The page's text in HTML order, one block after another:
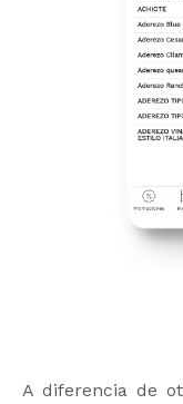
A diferencia de